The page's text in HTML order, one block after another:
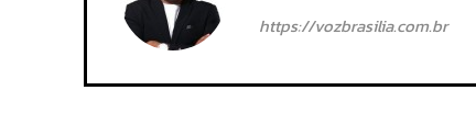
https://vozbrasilia.com.br